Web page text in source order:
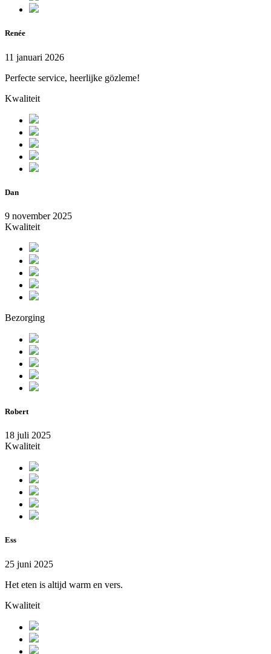
Renée
11 januari 2026
Perfecte service, heerlijke gözleme!
Kwaliteit
Dan
9 november 2025
Kwaliteit
Bezorging
Robert
18 juli 2025
Kwaliteit
Ess
25 juni 2025
Het eten is altijd warm en vers.
Kwaliteit